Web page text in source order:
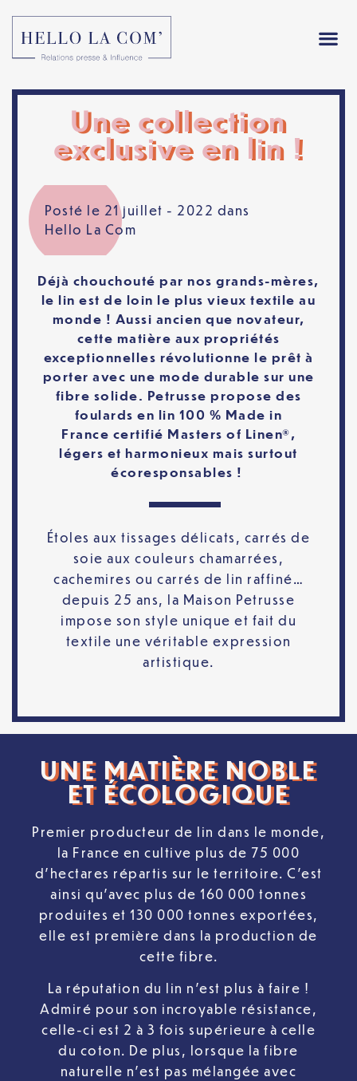
Une collection
exclusive en lin !
Posté le 21 juillet - 2022 dans
Hello La Com
Déjà chouchouté par nos grands-mères,
le lin est de loin le plus vieux textile au
monde ! Aussi ancien que novateur,
cette matière aux propriétés
exceptionnelles révolutionne le prêt à
porter avec une mode durable sur une
fibre solide. Petrusse propose des
foulards en lin 100 % Made in
France certifié Masters of Linen®,
légers et harmonieux mais surtout
écoresponsables !
Étoles aux tissages délicats, carrés de
soie aux couleurs chamarrées,
cachemires ou carrés de lin raffiné…
depuis 25 ans, la Maison Petrusse
impose son style unique et fait du
textile une véritable expression
artistique.
UNE MATIÈRE NOBLE
ET ÉCOLOGIQUE
Premier producteur de lin dans le monde,
la France en cultive plus de 75 000
d’hectares répartis sur le territoire. C’est
ainsi qu’avec plus de 160 000 tonnes
produites et 130 000 tonnes exportées,
elle est première dans la production de
cette fibre.
La réputation du lin n’est plus à faire !
Admiré pour son incroyable résistance,
celle-ci est 2 à 3 fois supérieure à celle
du coton. De plus, lorsque la fibre
naturelle n’est pas mélangée avec